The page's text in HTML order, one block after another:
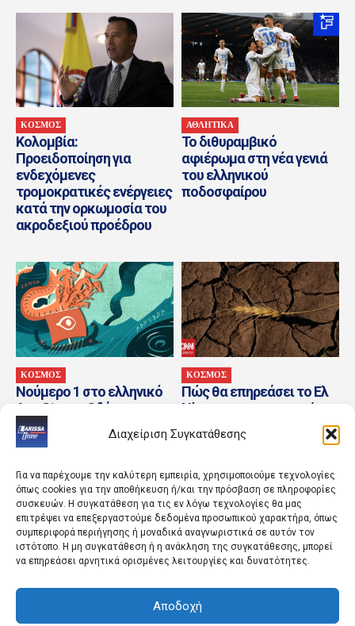
Διαχείριση Συγκατάθεσης
Για να παρέχουμε την καλύτερη εμπειρία, χρησιμοποιούμε τεχνολογίες
όπως cookies για την αποθήκευση ή/και την πρόσβαση σε πληροφορίες
συσκευών. Η συγκατάθεση για τις εν λόγω τεχνολογίες θα μας
επιτρέψει να επεξεργαστούμε δεδομένα προσωπικού χαρακτήρα, όπως
συμπεριφορά περιήγησης ή μοναδικά αναγνωριστικά σε αυτόν τον
ιστότοπο. Η μη συγκατάθεση ή η ανάκληση της συγκατάθεσης, μπορεί
να επηρεάσει αρνητικά ορισμένες λειτουργίες και δυνατότητες.
Αποδοχή
ΚΟΣΜΟΣ
Κολομβία:
Προειδοποίηση για
ενδεχόμενες
τρομοκρατικές ενέργειες
κατά την ορκωμοσία του
ακροδεξιού προέδρου
ΑΘΛΗΤΙΚΑ
Το διθυραμβικό
αφιέρωμα στη νέα γενιά
του ελληνικού
ποδοσφαίρου
ΚΟΣΜΟΣ
Νούμερο 1 στο ελληνικό
App Store η Οδύσσεια του
Ομήρου του Διαμαντή
Καραναστάση
ΚΟΣΜΟΣ
Πώς θα επηρεάσει το Ελ
Νίνιο την επισιτιστική
ασφάλεια – Σχεδόν 49
εκατ. άνθρωποι...
ΚΟΣΜΟΣ ΑΘΛΗΤΙΚΑ
Συναγερμός για πιθανές